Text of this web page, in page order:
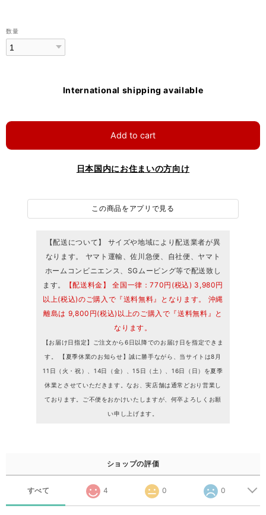
数量
International shipping available
Add to cart
日本国内にお住まいの方向け
この商品をアプリで見る
【配送について】 サイズや地域により配送業者が異
なります。 ヤマト運輸、佐川急便、自社便、ヤマト
ホームコンビニエンス、SGムービング等で配送致し
ます。
【配送料金】 全国一律：770円(税込) 3,980円
以上(税込)のご購入で『送料無料』となります。 沖縄
離島は 9,800円(税込)以上のご購入で『送料無料』と
なります。
【お届け日指定】ご注文から6日以降でのお届け日を指定できま
す。 【夏季休業のお知らせ】誠に勝手ながら、当サイトは8月
11日（火・祝）、14日（金）、15日（土）、16日（日）を夏季
休業とさせていただきます。なお、実店舗は通常どおり営業し
ております。ご不便をおかけいたしますが、何卒よろしくお願
い申し上げます。
ショップの評価
すべて 4 0 0